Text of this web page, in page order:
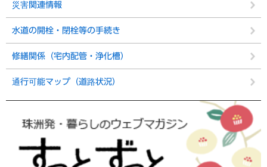
災害関連情報
水道の開栓・閉栓等の手続き
修繕関係（宅内配管・浄化槽）
通行可能マップ（道路状況）